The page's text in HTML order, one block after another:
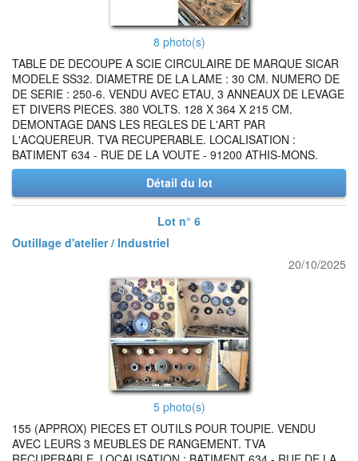
8 photo(s)
TABLE DE DECOUPE A SCIE CIRCULAIRE DE MARQUE SICAR
MODELE SS32. DIAMETRE DE LA LAME : 30 CM. NUMERO DE
DE SERIE : 250-6. VENDU AVEC ETAU, 3 ANNEAUX DE LEVAGE
ET DIVERS PIECES. 380 VOLTS. 128 X 364 X 215 CM.
DEMONTAGE DANS LES REGLES DE L'ART PAR
L'ACQUEREUR. TVA RECUPERABLE. LOCALISATION :
BATIMENT 634 - RUE DE LA VOUTE - 91200 ATHIS-MONS.
Détail du lot
Lot n° 6
Outillage d'atelier / Industriel
20/10/2025
5 photo(s)
155 (APPROX) PIECES ET OUTILS POUR TOUPIE. VENDU
AVEC LEURS 3 MEUBLES DE RANGEMENT. TVA